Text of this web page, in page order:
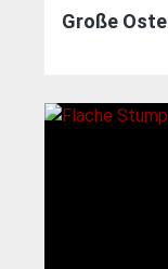
Große